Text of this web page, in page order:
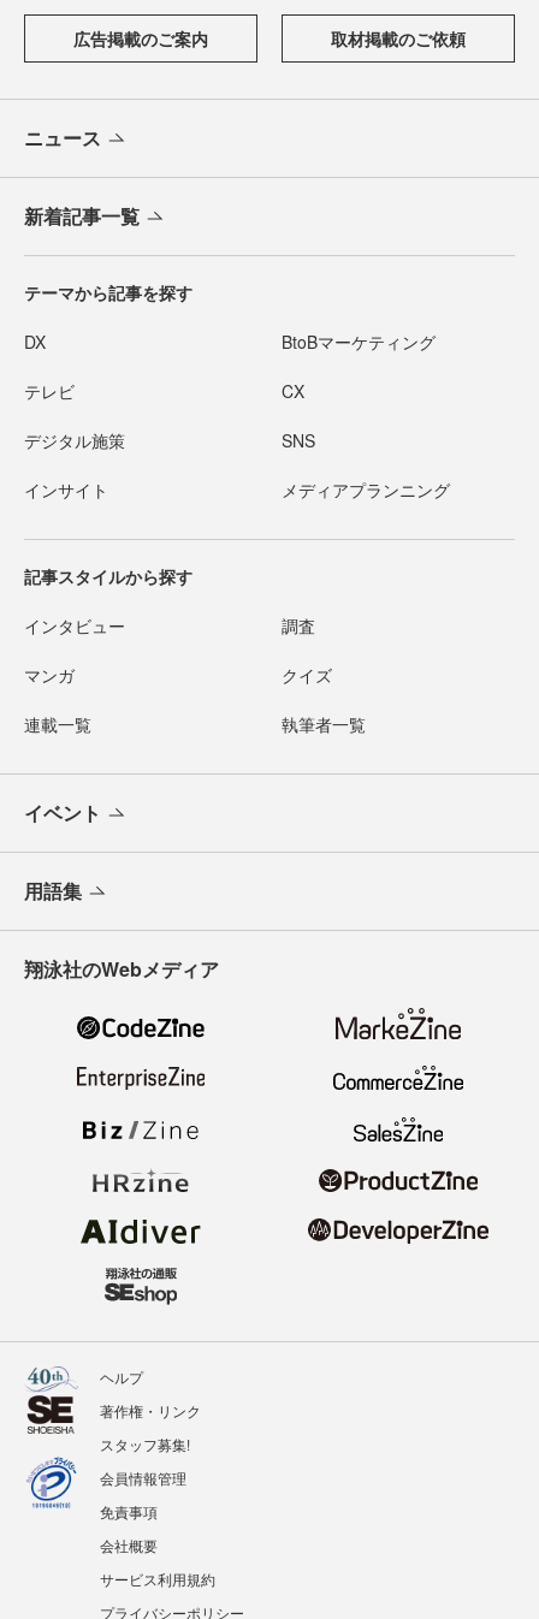
広告掲載のご案内 取材掲載のご依頼
ニュース
新着記事一覧
テーマから記事を探す
DX BtoBマーケティング
テレビ CX
デジタル施策 SNS
インサイト メディアプランニング
記事スタイルから探す
インタビュー 調査
マンガ クイズ
連載一覧 執筆者一覧
イベント
用語集
翔泳社のWebメディア
ヘルプ
著作権・リンク
スタッフ募集!
会員情報管理
免責事項
会社概要
サービス利用規約
プライバシーポリシー